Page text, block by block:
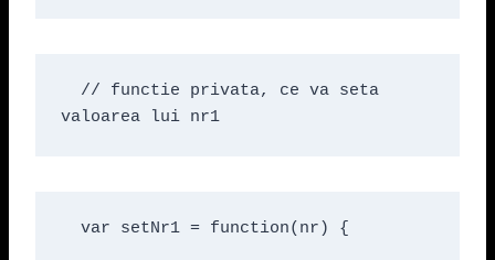
// functie privata, ce va seta
valoarea lui nr1
var setNr1 = function(nr) {